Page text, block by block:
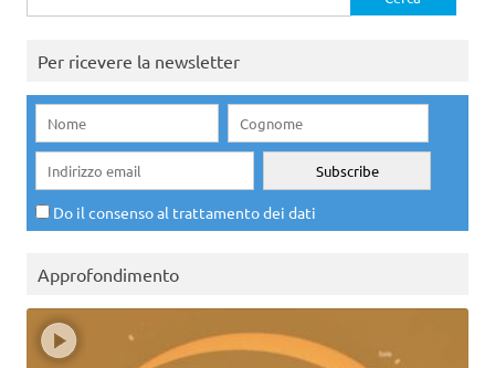
per:
Per ricevere la newsletter
Do il consenso al trattamento dei dati
Approfondimento